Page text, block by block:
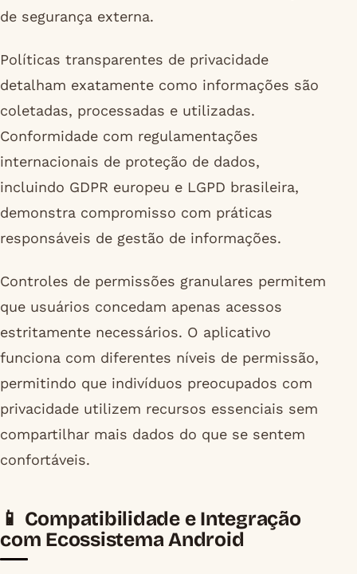
de segurança externa.
Políticas transparentes de privacidade
detalham exatamente como informações são
coletadas, processadas e utilizadas.
Conformidade com regulamentações
internacionais de proteção de dados,
incluindo GDPR europeu e LGPD brasileira,
demonstra compromisso com práticas
responsáveis de gestão de informações.
Controles de permissões granulares permitem
que usuários concedam apenas acessos
estritamente necessários. O aplicativo
funciona com diferentes níveis de permissão,
permitindo que indivíduos preocupados com
privacidade utilizem recursos essenciais sem
compartilhar mais dados do que se sentem
confortáveis.
📱 Compatibilidade e Integração
com Ecossistema Android